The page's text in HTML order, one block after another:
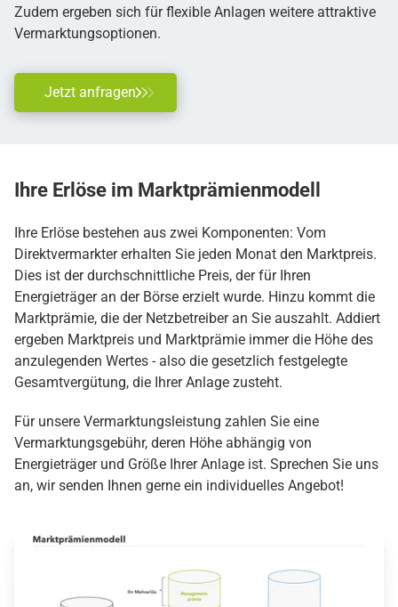
Zudem ergeben sich für flexible Anlagen weitere attraktive
Vermarktungsoptionen.
Jetzt anfragen
Ihre Erlöse im Marktprämienmodell
Ihre Erlöse bestehen aus zwei Komponenten: Vom
Direktvermarkter erhalten Sie jeden Monat den Marktpreis.
Dies ist der durchschnittliche Preis, der für Ihren
Energieträger an der Börse erzielt wurde. Hinzu kommt die
Marktprämie, die der Netzbetreiber an Sie auszahlt. Addiert
ergeben Marktpreis und Marktprämie immer die Höhe des
anzulegenden Wertes - also die gesetzlich festgelegte
Gesamtvergütung, die Ihrer Anlage zusteht.
Für unsere Vermarktungsleistung zahlen Sie eine
Vermarktungsgebühr, deren Höhe abhängig von
Energieträger und Größe Ihrer Anlage ist. Sprechen Sie uns
an, wir senden Ihnen gerne ein individuelles Angebot!